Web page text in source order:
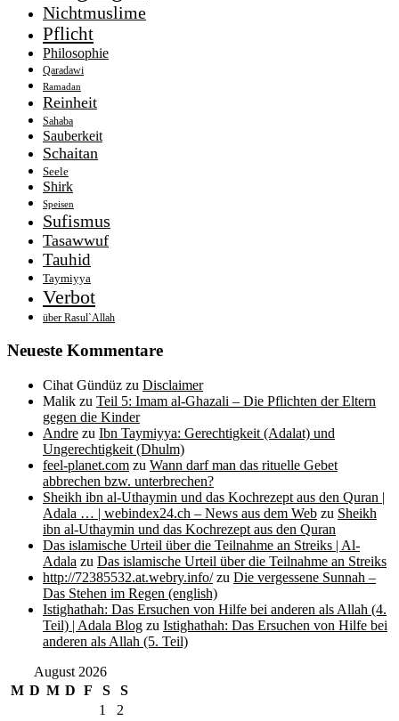
Nichtmuslime
Pflicht
Philosophie
Qaradawi
Ramadan
Reinheit
Sahaba
Sauberkeit
Schaitan
Seele
Shirk
Speisen
Sufismus
Tasawwuf
Tauhid
Taymiyya
Verbot
über Rasul`Allah
Neueste Kommentare
Cihat Gündüz zu Disclaimer
Malik zu Teil 5: Imam al-Ghazali – Die Pflichten der Eltern
gegen die Kinder
Andre zu Ibn Taymiyya: Gerechtigkeit (Adalat) und
Ungerechtigkeit (Dhulm)
feel-planet.com zu Wann darf man das rituelle Gebet
abbrechen bzw. unterbrechen?
Sheikh ibn al-Uthaymin und das Kochrezept aus den Quran |
Adala … | webindex24.ch – News aus dem Web zu Sheikh
ibn al-Uthaymin und das Kochrezept aus den Quran
Das islamische Urteil über die Teilnahme an Streiks | Al-
Adala zu Das islamische Urteil über die Teilnahme an Streiks
http://72385532.at.webry.info/zu Die vergessene Sunnah –
Das Stehen im Regen (english)
Istighathah: Das Ersuchen von Hilfe bei anderen als Allah (4.
Teil) | Adala Blog zu Istighathah: Das Ersuchen von Hilfe bei
anderen als Allah (5. Teil)
August 2026
M D M D F S
S
1
2